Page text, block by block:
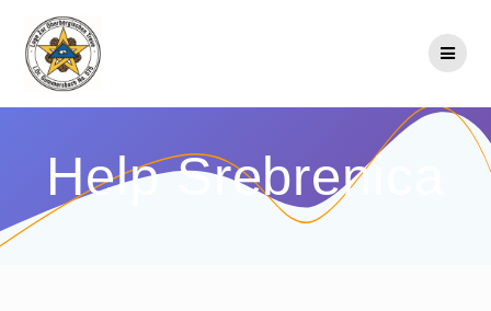
Help Srebrenica